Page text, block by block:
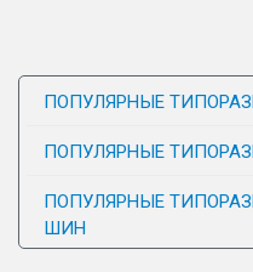
ПОПУЛЯРНЫЕ
ПОПУЛЯРНЫЕ
ПОПУЛЯРНЫЕ
ШИН